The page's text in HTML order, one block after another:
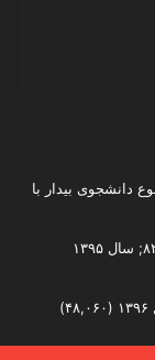
دانشجوی بیدار با
(۴۸,۰۶۰)